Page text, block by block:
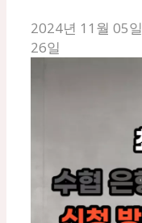
2024년 11월 05일
26일